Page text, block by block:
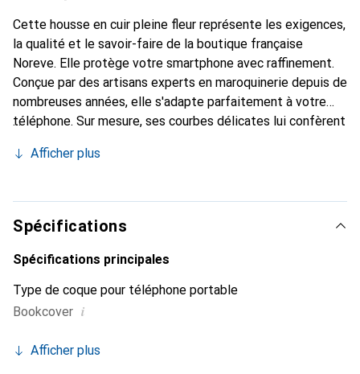
Cette housse en cuir pleine fleur représente les exigences,
la qualité et le savoir-faire de la boutique française
Noreve. Elle protège votre smartphone avec raffinement.
Conçue par des artisans experts en maroquinerie depuis de
nombreuses années, elle s'adapte parfaitement à votre
téléphone. Sur mesure, ses courbes délicates lui confèrent
élégant et indispensable pour votre smartphone.
haute qualité, la marque Noreve est un choix sûr pour une
clientèle exigeante.
Afficher plus
Spécifications
Spécifications principales
Type de coque pour téléphone portable
Bookcover i
Afficher plus